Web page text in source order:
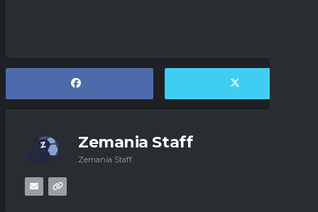
Zemania Staff
Zemania Staff